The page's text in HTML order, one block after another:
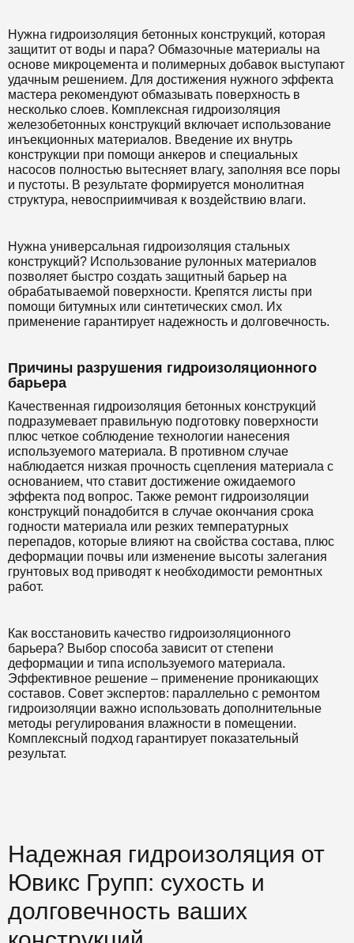
Нужна гидроизоляция бетонных конструкций, которая
защитит от воды и пара? Обмазочные материалы на
основе микроцемента и полимерных добавок выступают
удачным решением. Для достижения нужного эффекта
мастера рекомендуют обмазывать поверхность в
несколько слоев. Комплексная гидроизоляция
железобетонных конструкций включает использование
инъекционных материалов. Введение их внутрь
конструкции при помощи анкеров и специальных
насосов полностью вытесняет влагу, заполняя все поры
и пустоты. В результате формируется монолитная
структура, невосприимчивая к воздействию влаги.
Нужна универсальная гидроизоляция стальных
конструкций? Использование рулонных материалов
позволяет быстро создать защитный барьер на
обрабатываемой поверхности. Крепятся листы при
помощи битумных или синтетических смол. Их
применение гарантирует надежность и долговечность.
Причины разрушения гидроизоляционного
барьера
Качественная гидроизоляция бетонных конструкций
подразумевает правильную подготовку поверхности
плюс четкое соблюдение технологии нанесения
используемого материала. В противном случае
наблюдается низкая прочность сцепления материала с
основанием, что ставит достижение ожидаемого
эффекта под вопрос. Также ремонт гидроизоляции
конструкций понадобится в случае окончания срока
годности материала или резких температурных
перепадов, которые влияют на свойства состава, плюс
деформации почвы или изменение высоты залегания
грунтовых вод приводят к необходимости ремонтных
работ.
Как восстановить качество гидроизоляционного
барьера? Выбор способа зависит от степени
деформации и типа используемого материала.
Эффективное решение – применение проникающих
составов. Совет экспертов: параллельно с ремонтом
гидроизоляции важно использовать дополнительные
методы регулирования влажности в помещении.
Комплексный подход гарантирует показательный
результат.
Надежная гидроизоляция от
Ювикс Групп: сухость и
долговечность ваших